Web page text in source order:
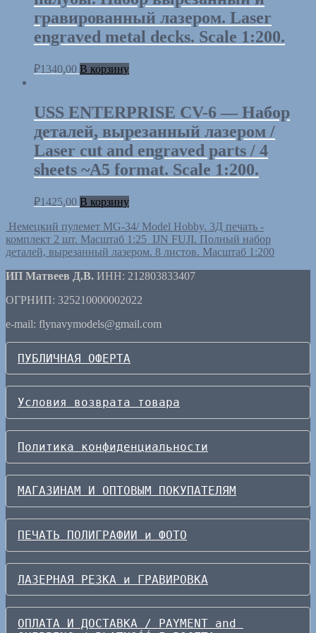
гравированный лазером. Laser
engraved metal decks. Scale 1:200.
₽1340,00 В корзину
USS ENTERPRISE CV-6 — Набор
деталей, вырезанный лазером /
Laser cut and engraved parts / 4
sheets ~A5 format. Scale 1:200.
₽1425,00 В корзину
Немецкий пулемет MG-34/ Model Hobby. 3Д печать -
комплект 2 шт. Масштаб 1:25 IJN FUJI. Полный набор
деталей, вырезанный лазером. 8 листов. Масштаб 1:200
ИП Матвеев Д.В. ИНН: 212803833407
ОГРНИП: 325210000002022
e-mail: flynavymodels@gmail.com
ПУБЛИЧНАЯ ОФЕРТА
Условия возврата товара
Политика конфиденциальности
МАГАЗИНАМ И ОПТОВЫМ ПОКУПАТЕЛЯМ
ПЕЧАТЬ ПОЛИГРАФИИ и ФОТО
ЛАЗЕРНАЯ РЕЗКА и ГРАВИРОВКА
ОПЛАТА И ДОСТАВКА / PAYMENT and